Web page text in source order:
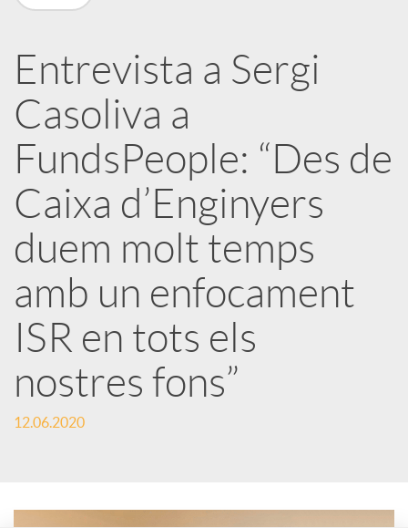
a
r
x
e
s
S
o
c
Entrevista a Sergi
Casoliva a
FundsPeople: “Des de
Caixa d’Enginyers
duem molt temps
amb un enfocament
ISR en tots els
nostres fons”
12.06.2020